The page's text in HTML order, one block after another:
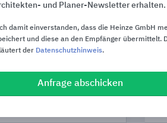
an
und Planer-Newsletter erhalten.
damit einverstanden, dass die Heinze GmbH
und diese an den Empfänger übermittelt.
der Datenschutzhinweis.
Anfrage abschicken